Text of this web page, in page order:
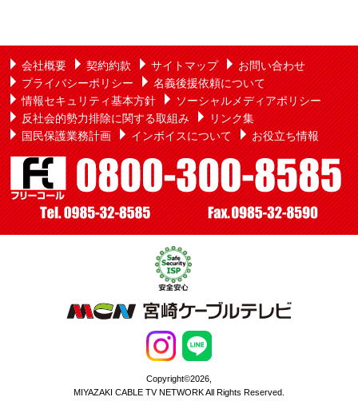
会社概要 契約約款 サイトマップ
お問い合わせ
プライバシーポリシー
名義後援依頼について
情報セキュリティ基本方針
ソーシャルメディアポリシー
反社会的勢力排除に関する取組み
リンク集
国民保護業務計画
インボイスについて お役立ち情報
Copyright©2026,
MIYAZAKI CABLE TV NETWORK All Rights Reserved.